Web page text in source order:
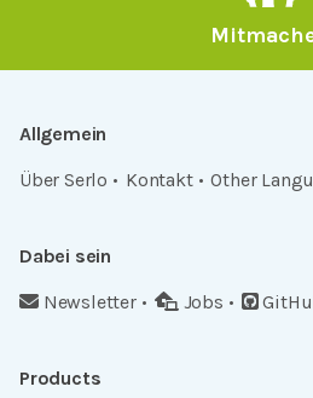
Allgemein
Über Serlo
Kontakt Other
Dabei sein
Newsletter
Jobs
Products